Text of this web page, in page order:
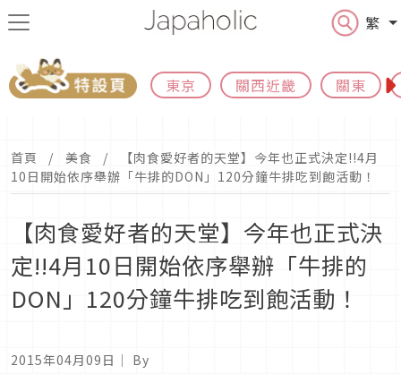
繁
東京 關西近畿 關東
首頁 美食
【肉食愛好者的天堂】今年也正式決定!!4月
10日開始依序舉辦「牛排的DON」120分鐘牛排吃到飽活動！
【肉食愛好者的天堂】今年也正式決
定!!4月10日開始依序舉辦「牛排的
DON」120分鐘牛排吃到飽活動！
2015年04月09日 ｜ By